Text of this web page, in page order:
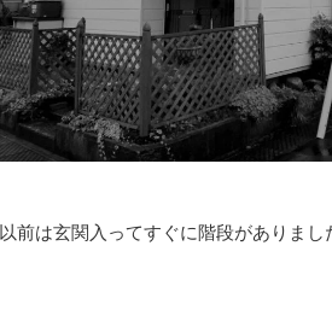
以前は玄関入ってすぐに階段がありまし